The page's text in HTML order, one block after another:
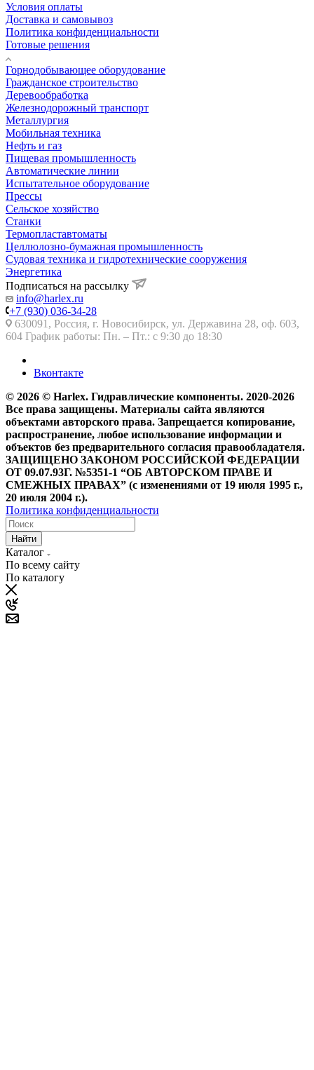
Условия оплаты
Доставка и самовывоз
Политика конфиденциальности
Готовые решения
Горнодобывающее оборудование
Гражданское строительство
Деревообработка
Железнодорожный транспорт
Металлургия
Мобильная техника
Нефть и газ
Пищевая промышленность
Автоматические линии
Испытательное оборудование
Прессы
Сельское хозяйство
Станки
Термопластавтоматы
Целлюлозно-бумажная промышленность
Судовая техника и гидротехнические сооружения
Энергетика
Подписаться на рассылку
info@harlex.ru
+7 (930) 036-34-28
630091, Россия, г. Новосибирск, ул. Державина 28, оф. 603,
604 График работы: Пн. – Пт.: с 9:30 до 18:30
Вконтакте
© 2026 © Harlex. Гидравлические компоненты. 2020-2026
Все права защищены. Материалы сайта являются
объектами авторского права. Запрещается копирование,
распространение, любое использование информации и
объектов без предварительного согласия правообладателя.
ЗАЩИЩЕНО ЗАКОНОМ РОССИЙСКОЙ ФЕДЕРАЦИИ
ОТ 09.07.93Г. №5351-1 “ОБ АВТОРСКОМ ПРАВЕ И
СМЕЖНЫХ ПРАВАХ” (с изменениями от 19 июля 1995 г.,
20 июля 2004 г.).
Политика конфиденциальности
Найти
Каталог
По всему сайту
По каталогу